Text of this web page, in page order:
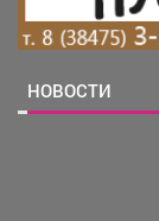
НОВОСТИ